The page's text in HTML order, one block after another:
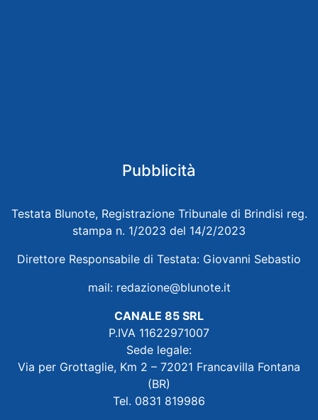
Pubblicità
Testata Blunote, Registrazione Tribunale di Brindisi reg.
stampa n. 1/2023 del 14/2/2023
Direttore Responsabile di Testata: Giovanni Sebastio
mail: redazione@blunote.it
CANALE 85 SRL
P.IVA 11622971007
Sede legale:
Via per Grottaglie, Km 2 – 72021 Francavilla Fontana
(BR)
Tel. 0831 819986